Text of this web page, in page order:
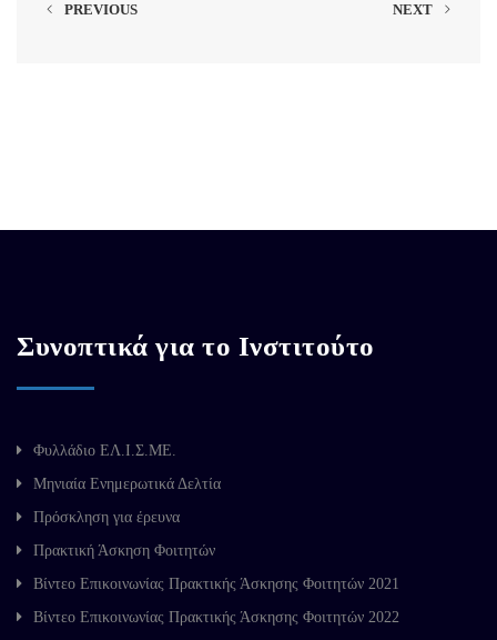
PREVIOUS NEXT
Συνοπτικά για το Ινστιτούτο
Φυλλάδιο ΕΛ.Ι.Σ.ΜΕ.
Μηνιαία Ενημερωτικά Δελτία
Πρόσκληση για έρευνα
Πρακτική Άσκηση Φοιτητών
Βίντεο Επικοινωνίας Πρακτικής Άσκησης Φοιτητών 2021
Βίντεο Επικοινωνίας Πρακτικής Άσκησης Φοιτητών 2022